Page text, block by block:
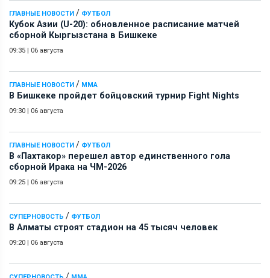
ГЛАВНЫЕ НОВОСТИ / ФУТБОЛ
Кубок Азии (U-20): обновленное расписание матчей
сборной Кыргызстана в Бишкеке
09:35 | 06 августа
ГЛАВНЫЕ НОВОСТИ / ММА
В Бишкеке пройдет бойцовский турнир Fight Nights
09:30 | 06 августа
ГЛАВНЫЕ НОВОСТИ / ФУТБОЛ
В «Пахтакор» перешел автор единственного гола
сборной Ирака на ЧМ-2026
09:25 | 06 августа
СУПЕРНОВОСТЬ / ФУТБОЛ
В Алматы строят стадион на 45 тысяч человек
09:20 | 06 августа
/